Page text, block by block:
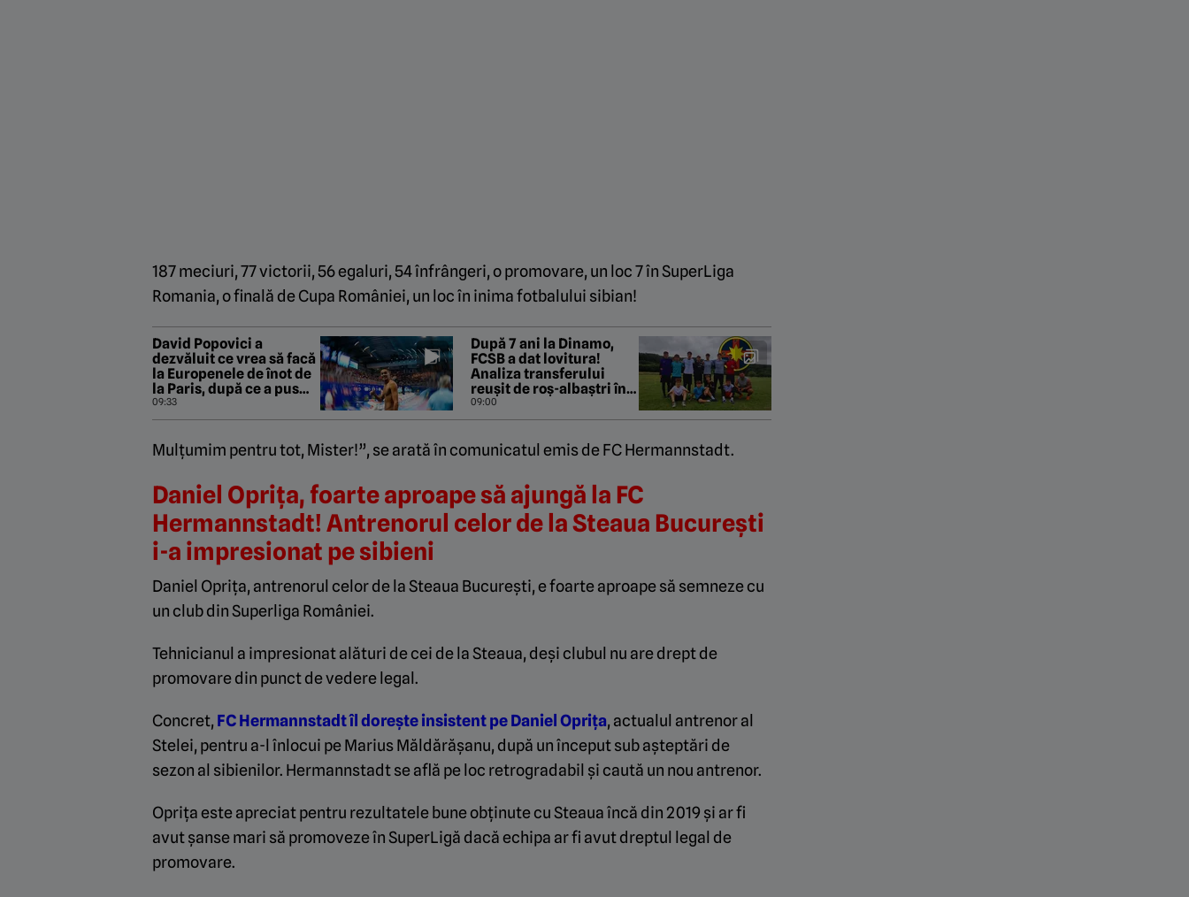
187 meciuri, 77 victorii, 56 egaluri, 54 înfrângeri, o promovare, un loc 7 în SuperLiga
Romania, o finală de Cupa României, un loc în inima fotbalului sibian!
David Popovici a
dezvăluit ce vrea să facă
la Europenele de înot de
la Paris, după ce a pus
opt kilograme de masă
musculară. „A început
09:33
După 7 ani la Dinamo,
FCSB a dat lovitura!
Analiza transferului
reușit de roș-albaștri în
ultimele ore: „Tehnică
specifică”. EXCLUSIV
09:00
Mulțumim pentru tot, Mister!”, se arată în comunicatul emis de FC Hermannstadt.
Daniel Oprița, foarte aproape să ajungă la FC
Hermannstadt! Antrenorul celor de la Steaua București
i-a impresionat pe sibieni
Daniel Oprița, antrenorul celor de la Steaua București, e foarte aproape să semneze cu
un club din Superliga României.
Tehnicianul a impresionat alături de cei de la Steaua, deși clubul nu are drept de
promovare din punct de vedere legal.
Concret, FC Hermannstadt îl dorește insistent pe Daniel Oprița, actualul antrenor al
Stelei, pentru a-l înlocui pe Marius Măldărășanu, după un început sub așteptări de
sezon al sibienilor. Hermannstadt se află pe loc retrogradabil și caută un nou antrenor.
Oprița este apreciat pentru rezultatele bune obținute cu Steaua încă din 2019 și ar fi
avut șanse mari să promoveze în SuperLigă dacă echipa ar fi avut dreptul legal de
promovare.